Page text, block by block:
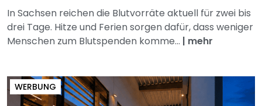
In Sachsen reichen die Blutvorräte aktuell für zwei bis
drei Tage. Hitze und Ferien sorgen dafür, dass weniger
Menschen zum Blutspenden komme... | mehr
WERBUNG